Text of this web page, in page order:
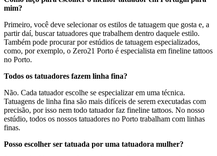
mim?
Primeiro, você deve selecionar os estilos de tatuagem que gosta e, a
partir daí, buscar tatuadores que trabalhem dentro daquele estilo.
Também pode procurar por estúdios de tatuagem especializados,
como, por exemplo, o Zero21 Porto é especialista em fineline tattoos
no Porto.
Todos os tatuadores fazem linha fina?
Não. Cada tatuador escolhe se especializar em uma técnica.
Tatuagens de linha fina são mais difíceis de serem executadas com
precisão, por isso nem todo tatuador faz fineline tattoos. No nosso
estúdio, todos os nossos tatuadores no Porto trabalham com linhas
finas.
Posso escolher ser tatuada por uma tatuadora mulher?